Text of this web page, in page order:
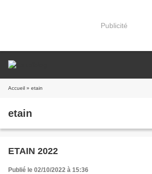
Publicité
Accueil » etain
etain
ETAIN 2022
Publié le 02/10/2022 à 15:36